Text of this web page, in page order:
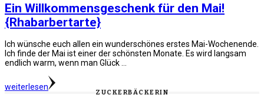
Ein Willkommensgeschenk für den Mai!
{Rhabarbertarte}
Ich wünsche euch allen ein wunderschönes erstes Mai-Wochenende.
Ich finde der Mai ist einer der schönsten Monate. Es wird langsam
endlich warm, wenn man Glück …
weiterlesen
ZUCKERBÄCKERIN